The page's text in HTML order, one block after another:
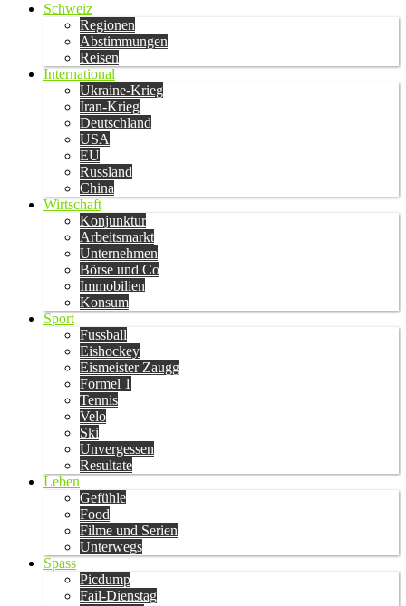
Schweiz
Regionen
Abstimmungen
Reisen
International
Ukraine-Krieg
Iran-Krieg
Deutschland
USA
EU
Russland
China
Wirtschaft
Konjunktur
Arbeitsmarkt
Unternehmen
Börse und Co
Immobilien
Konsum
Sport
Fussball
Eishockey
Eismeister Zaugg
Formel 1
Tennis
Velo
Ski
Unvergessen
Resultate
Leben
Gefühle
Food
Filme und Serien
Unterwegs
Spass
Picdump
Fail-Dienstag